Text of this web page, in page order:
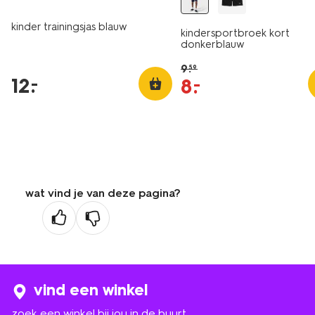
kinder trainingsjas blauw
12.
–
kindersportbroek kort
donkerblauw
9.59
8.
–
wat vind je van deze pagina?
vind een winkel